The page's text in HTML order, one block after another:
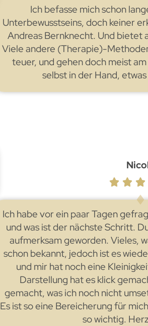
Ich befasse mich schon
Unterbewusstseins, doch keiner
Andreas Bernknecht. Und bietet
Viele andere (Therapie)-
teuer, und gehen doch meist
selbst in der Hand,
Ich habe vor ein paar Tagen
und was ist der nächste Schritt.
aufmerksam geworden. Vieles,
schon bekannt, jedoch ist es
und mir hat noch eine
Darstellung hat es klick
gemacht, was ich noch nicht
Es ist so eine Bereicherung für
so wichtig.